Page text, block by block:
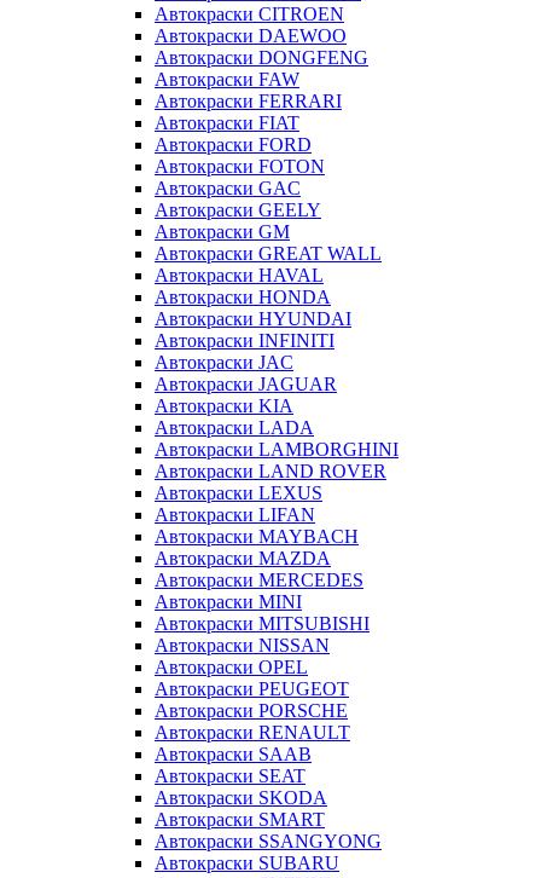
Автокраски CITROEN
Автокраски DAEWOO
Автокраски DONGFENG
Автокраски FAW
Автокраски FERRARI
Автокраски FIAT
Автокраски FORD
Автокраски FOTON
Автокраски GAC
Автокраски GEELY
Автокраски GM
Автокраски GREAT WALL
Автокраски HAVAL
Автокраски HONDA
Автокраски HYUNDAI
Автокраски INFINITI
Автокраски JAC
Автокраски JAGUAR
Автокраски KIA
Автокраски LADA
Автокраски LAMBORGHINI
Автокраски LAND ROVER
Автокраски LEXUS
Автокраски LIFAN
Автокраски MAYBACH
Автокраски MAZDA
Автокраски MERCEDES
Автокраски MINI
Автокраски MITSUBISHI
Автокраски NISSAN
Автокраски OPEL
Автокраски PEUGEOT
Автокраски PORSCHE
Автокраски RENAULT
Автокраски SAAB
Автокраски SEAT
Автокраски SKODA
Автокраски SMART
Автокраски SSANGYONG
Автокраски SUBARU